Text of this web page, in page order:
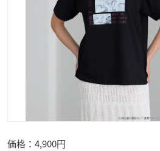
価格：4,900円